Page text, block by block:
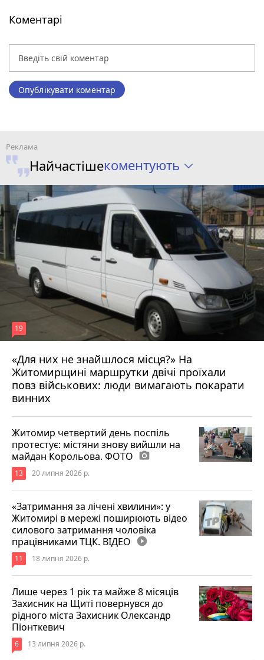
Коментарі
Опублікувати коментар
Найчастішекоментують
«Для них не знайшлося місця?» На
Житомирщині маршрутки двічі проїхали
повз військових: люди вимагають покарати
винних
19
17 липня 2026 р.
Житомир четвертий день поспіль
протестує: містяни знову вийшли на
майдан Корольова. ФОТО photo_camera
13 20 липня 2026 р.
«Затримання за лічені хвилини»: у
Житомирі в мережі поширюють відео
силового затримання чоловіка
працівниками ТЦК. ВІДЕО play_circle_filled
11 18 липня 2026 р.
Лише через 1 рік та майже 8 місяців
Захисник на Щиті повернувся до
рідного міста Захисник Олександр
Піонткевич
6 13 липня 2026 р.